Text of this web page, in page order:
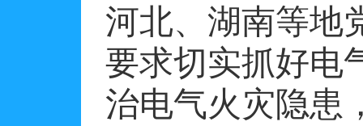
河北、湖南等地
要求切实抓好电
治电气火灾隐患